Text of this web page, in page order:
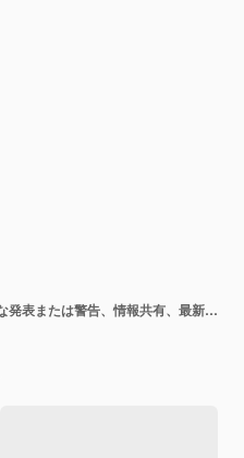
注目のアトラクション。重要な発表または警告、情報共有、最新ニュース。スピーカー、メガホン、感嘆符付きの拡声器。ベクトル分離概念比喩イラスト